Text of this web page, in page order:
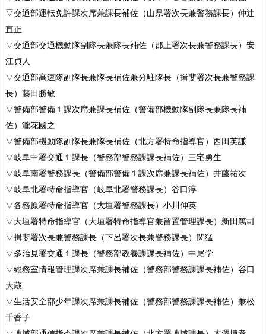
▽交通部運転免許課次席兼課長補佐（山県署次長兼警務課長）仲辻
直正
▽交通部交通機動隊副隊長兼隊長補佐（郡上署次長兼警務課長）安
江貞人
▽交通部高速隊副隊長兼隊長補佐兼分駐隊長（揖斐署次長兼警務課
長）藤田勝敏
▽警備部警備１課次席兼課長補佐（警備部機動隊副隊長兼隊長補
佐）瀧花國之
▽警備部機動隊副隊長兼隊長補佐（北方署特命指導官）西田英謙
▽岐阜中署交通１課長（警務部警務課課長補佐）三宅勇生
▽岐阜南署警務課長（警備部警備１課次席兼課長補佐）井藤祐次
▽岐阜北署特命指導官（岐阜北署警務課長）谷口淳
▽各務原署特命指導官（大垣署警務課長）小川伸英
▽大垣署特命指導官（大垣署特命指導官兼留置管理課長）新田篤司
▽揖斐署次長兼警務課長（下呂署次長兼警務課長）関猛
▽多治見署交通１課長（警務部教養課課長補佐）中尾学
▽総務室情報管理課次席兼課長補佐（警務部警務課課長補佐）谷口
大蔵
▽生活安全部少年課次席兼課長補佐（警務部警務課課長補佐）兼松
千香子